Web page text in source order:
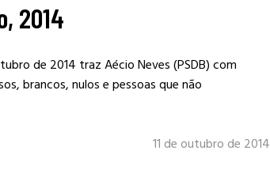
2014
de 2014 traz Aécio Neves (PSDB) com
brancos, nulos e pessoas que não
11 de outubro de 2014